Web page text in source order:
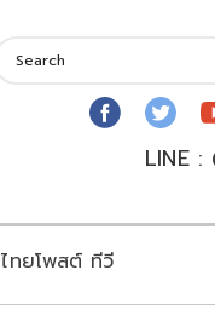
LINE :
ไทยโพสต์ ทีวี